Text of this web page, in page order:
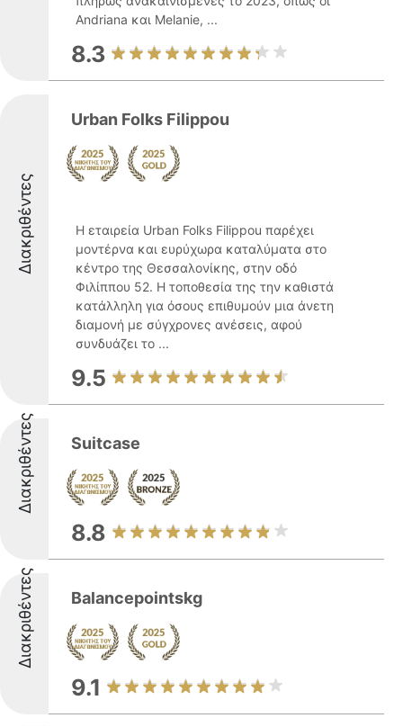
Andriana και Melanie, ...
8.3
Διακριθέντες
Urban Folks Filippou
Η εταιρεία Urban Folks Filippou παρέχει
μοντέρνα και ευρύχωρα καταλύματα στο
κέντρο της Θεσσαλονίκης, στην οδό
Φιλίππου 52. Η τοποθεσία της την καθιστά
κατάλληλη για όσους επιθυμούν μια άνετη
διαμονή με σύγχρονες ανέσεις, αφού
συνδυάζει το ...
9.5
Διακριθέντες Suitcase
8.8
Διακριθέντες Balancepointskg
9.1